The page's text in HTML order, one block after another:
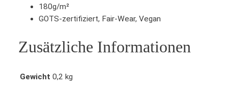
180g/m²
GOTS-zertifiziert, Fair-Wear, Vegan
Zusätzliche Informationen
Gewicht 0,2 kg